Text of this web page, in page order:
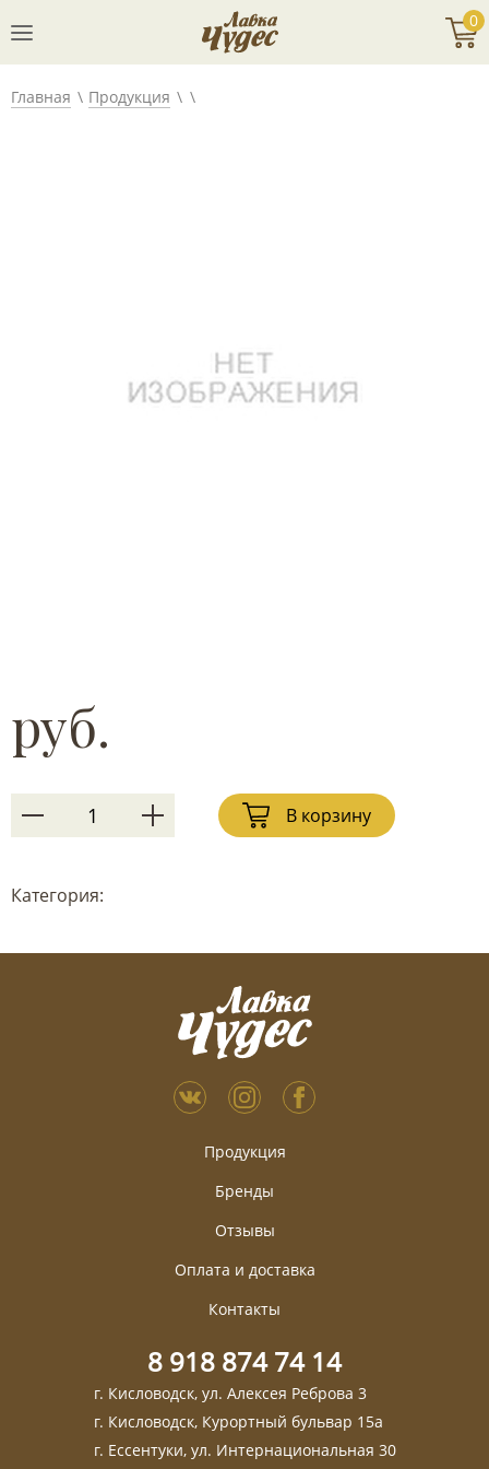
0
Главная Продукция
руб.
В корзину
Категория:
Продукция
Бренды
Отзывы
Оплата и доставка
Контакты
8 918 874 74 14
г. Кисловодск, ул. Алексея Реброва 3
г. Кисловодск, Курортный бульвар 15а
г. Ессентуки, ул. Интернациональная 30